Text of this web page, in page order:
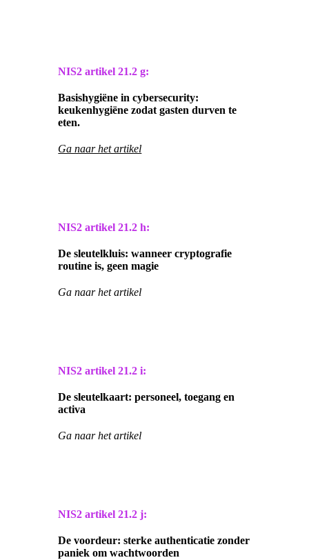
NIS2 artikel21.2 g:
Basishygiëne in cybersecurity:
keukenhygiëne zodat gasten durven te
eten.
Ga naar het artikel
NIS2 artikel21.2 h:
De sleutelkluis: wanneer cryptografie
routine is, geen magie
Ga naar het artikel
NIS2 artikel21.2 i:
De sleutelkaart: personeel, toegang en
activa
Ga naar het artikel
NIS2 artikel21.2 j:
De voordeur: sterke authenticatie zonder
paniek om wachtwoorden